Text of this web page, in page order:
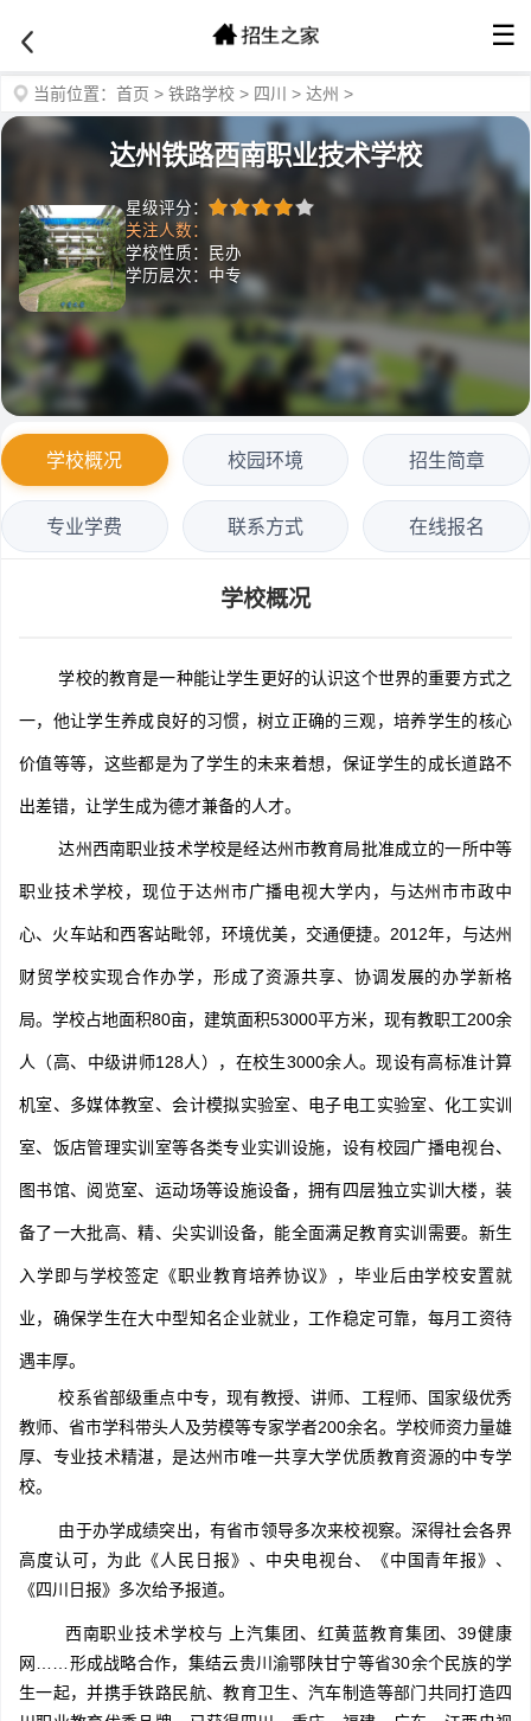
☰
当前位置： 首页 > 铁路学校 > 四川 > 达州 >
达州铁路西南职业技术学校
星级评分：
关注人数：
学校性质：民办
学历层次：中专
学校概况 校园环境 招生简章
专业学费 联系方式 在线报名
学校概况
学校的教育是一种能让学生更好的认识这个世界的重要方式之
一，他让学生养成良好的习惯，树立正确的三观，培养学生的核心
价值等等，这些都是为了学生的未来着想，保证学生的成长道路不
出差错，让学生成为德才兼备的人才。
达州西南职业技术学校是经达州市教育局批准成立的一所中等
职业技术学校，现位于达州市广播电视大学内，与达州市市政中
心、火车站和西客站毗邻，环境优美，交通便捷。2012年，与达州
财贸学校实现合作办学，形成了资源共享、协调发展的办学新格
局。学校占地面积80亩，建筑面积53000平方米，现有教职工200余
人（高、中级讲师128人），在校生3000余人。现设有高标准计算
机室、多媒体教室、会计模拟实验室、电子电工实验室、化工实训
室、饭店管理实训室等各类专业实训设施，设有校园广播电视台、
图书馆、阅览室、运动场等设施设备，拥有四层独立实训大楼，装
备了一大批高、精、尖实训设备，能全面满足教育实训需要。新生
入学即与学校签定《职业教育培养协议》，毕业后由学校安置就
业，确保学生在大中型知名企业就业，工作稳定可靠，每月工资待
遇丰厚。
校系省部级重点中专，现有教授、讲师、工程师、国家级优秀
教师、省市学科带头人及劳模等专家学者200余名。学校师资力量雄
厚、专业技术精湛，是达州市唯一共享大学优质教育资源的中专学
校。
由于办学成绩突出，有省市领导多次来校视察。深得社会各界
高度认可，为此《人民日报》、中央电视台、《中国青年报》、
《四川日报》多次给予报道。
西南职业技术学校与 上汽集团、红黄蓝教育集团、39健康
网……形成战略合作，集结云贵川渝鄂陕甘宁等省30余个民族的学
生一起，并携手铁路民航、教育卫生、汽车制造等部门共同打造四